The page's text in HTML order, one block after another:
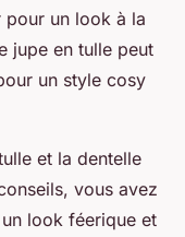
pour un look à la
jupe en tulle peut
un style cosy
et la dentelle
vous avez
look féerique et